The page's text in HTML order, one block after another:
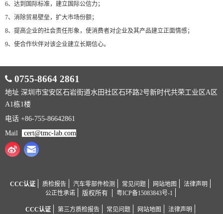
6、达到国际标准，建立国际公信力；
7、消除贸易壁垒，扩大市场份额；
8、提高企业的社会责任形象，使消费者对企业及其产品建立正面情感；
9、使合作伙伴对该企业建立长期信心。
0755-8664 2861
地址 深圳市宝安区石岩街道水田社区石环路2号新时代共荣工业区A区
A1栋1楼
电话 +86-755-86642861
Mail
cert@tmc-lab.com
CCC认证 质检报告 汽车零部件检测 常见问题 网站地图
法律声明
公正性承诺
版权所有 粤ICP备15083843号-1
CCC认证 第三方质检报告 常见问题 网站地图 法律声明